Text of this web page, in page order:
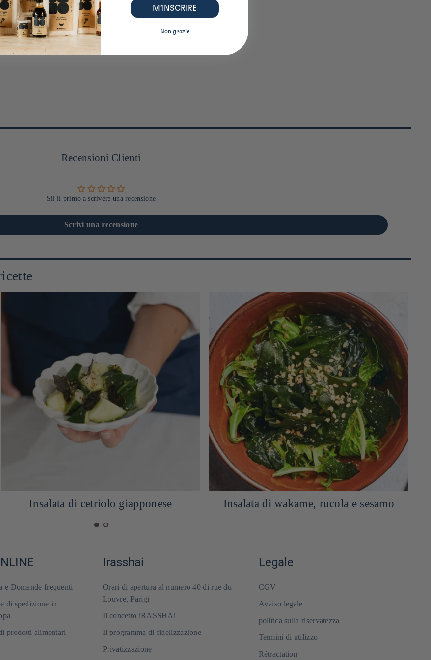
Recensioni Clienti
Sii il primo a scrivere una recensione
Scrivi una recensione
Insalata di wakame, rucola e sesamo Crema di caramello Kabocha
e Domande frequenti
di spedizione in
prodotti alimentari
Irasshai
Orari di apertura al numero 40 di rue du
Louvre, Parigi
Il concetto iRASSHAi
Il programma di fidelizzazione
Privatizzazione
Legale
CGV
Avviso legale
politica sulla riservatezza
Termini di utilizzo
Rétractation
M’INSCRIRE
Non grazie